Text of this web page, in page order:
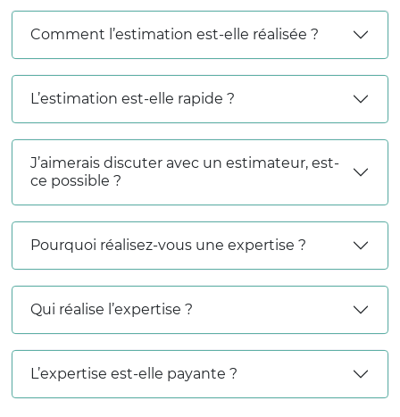
Comment l’estimation est-elle réalisée ?
L’estimation est-elle rapide ?
J’aimerais discuter avec un estimateur, est-
ce possible ?
Pourquoi réalisez-vous une expertise ?
Qui réalise l’expertise ?
L’expertise est-elle payante ?